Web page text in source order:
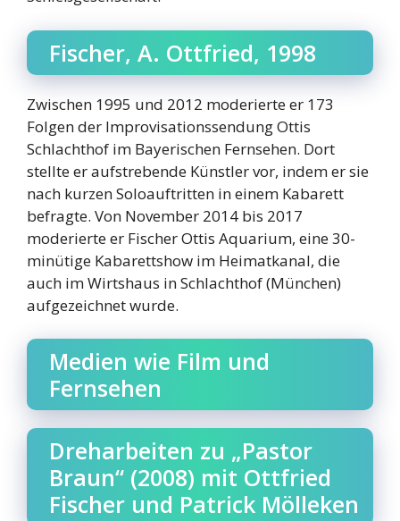
Fischer, A. Ottfried, 1998
Zwischen 1995 und 2012 moderierte er 173
Folgen der Improvisationssendung Ottis
Schlachthof im Bayerischen Fernsehen. Dort
stellte er aufstrebende Künstler vor, indem er sie
nach kurzen Soloauftritten in einem Kabarett
befragte. Von November 2014 bis 2017
moderierte er Fischer Ottis Aquarium, eine 30-
minütige Kabarettshow im Heimatkanal, die
auch im Wirtshaus in Schlachthof (München)
aufgezeichnet wurde.
Medien wie Film und
Fernsehen
Dreharbeiten zu „Pastor
Braun“ (2008) mit Ottfried
Fischer und Patrick Mölleken